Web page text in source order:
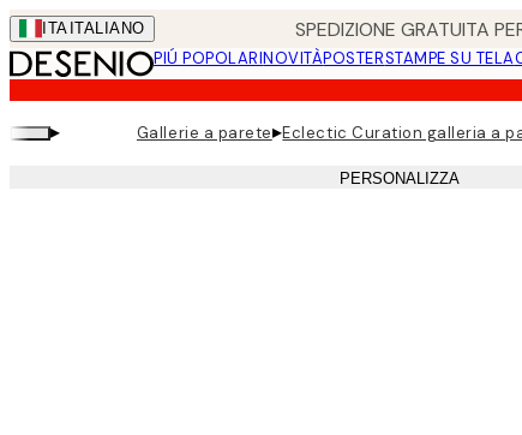
Skip
to
main
content.
ITA ITALIANO SPEDIZIONE GRATUITA
PIÚ POPOLARINOVITÀPOSTERSTAMPE SU TELA
▸ Gallerie a parete▸Eclectic Curation galleria a
PERSONALIZZA